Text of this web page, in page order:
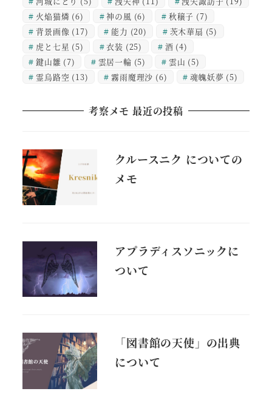
火焔猫燐 (6) 神の風 (6) 秋穣子 (7)
背景画像 (17) 能力 (20) 茨木華扇 (5)
虎と七星 (5) 衣装 (25) 酒 (4)
鍵山雛 (7) 雲居一輪 (5) 雲山 (5)
霊烏路空 (13) 霧雨魔理沙 (6) 魂魄妖夢 (5)
考察メモ 最近の投稿
クルースニク についての
メモ
アプラディスソニックに
ついて
「図書館の天使」の出典
について